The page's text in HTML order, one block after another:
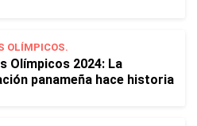
OLÍMPICOS.
Olímpicos 2024: La
panameña hace historia